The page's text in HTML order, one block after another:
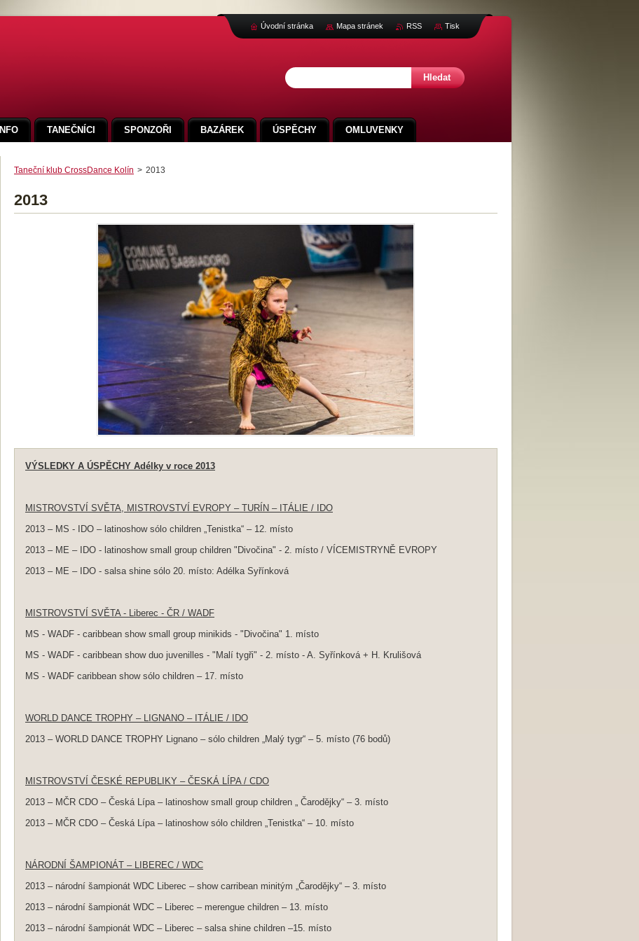
Taneční klub CrossDance Kolín > 2013
2013
VÝSLEDKY A ÚSPĚCHY Adélky v roce 2013
MISTROVSTVÍ SVĚTA, MISTROVSTVÍ EVROPY – TURÍN – ITÁLIE / IDO
2013 – MS - IDO – latinoshow sólo children „Tenistka“ – 12. místo
2013 – ME – IDO - latinoshow small group children "Divočina" - 2. místo / VÍCEMISTRYNĚ EVROPY
2013 – ME – IDO - salsa shine sólo 20. místo: Adélka Syřínková
MISTROVSTVÍ SVĚTA - Liberec - ČR / WADF
MS - WADF - caribbean show small group minikids - "Divočina" 1. místo
MS - WADF - caribbean show duo juvenilles - "Malí tygři" - 2. místo - A. Syřínková + H. Krulišová
MS - WADF caribbean show sólo children – 17. místo
WORLD DANCE TROPHY – LIGNANO – ITÁLIE / IDO
2013 – WORLD DANCE TROPHY Lignano – sólo children „Malý tygr“ – 5. místo (76 bodů)
MISTROVSTVÍ ČESKÉ REPUBLIKY – ČESKÁ LÍPA / CDO
2013 – MČR CDO – Česká Lípa – latinoshow small group children „ Čarodějky“ – 3. místo
2013 – MČR CDO – Česká Lípa – latinoshow sólo children „Tenistka“ – 10. místo
NÁRODNÍ ŠAMPIONÁT – LIBEREC / WDC
2013 – národní šampionát WDC Liberec – show carribean minitým „Čarodějky“ – 3. místo
2013 – národní šampionát WDC – Liberec – merengue children – 13. místo
2013 – národní šampionát WDC – Liberec – salsa shine children –15. místo
INFO TANEČNÍCI SPONZOŘI BAZÁREK ÚSPĚCHY OMLUVENKY
Úvodní stránka Mapa stránek RSS Tisk